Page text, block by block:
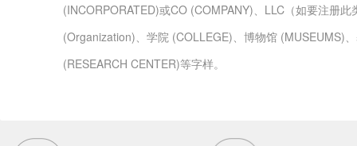
(INCORPORATED)或CO (COMPANY)、LLC（如要注册
(Organization)、学院 (COLLEGE)、博物馆 (MUSEUMS)
(RESEARCH CENTER)等字样。